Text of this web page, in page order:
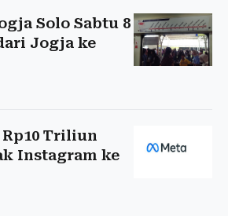
Solo Sabtu 8
Jogja ke
Triliun
Instagram ke